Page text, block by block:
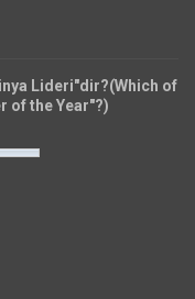
Lideri"dir?(Which of
of the Year"?)